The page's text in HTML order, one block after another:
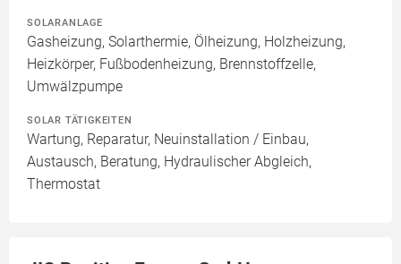
SOLARANLAGE
Gasheizung, Solarthermie, Ölheizung, Holzheizung,
Heizkörper, Fußbodenheizung, Brennstoffzelle,
Umwälzpumpe
SOLAR TÄTIGKEITEN
Wartung, Reparatur, Neuinstallation / Einbau,
Austausch, Beratung, Hydraulischer Abgleich,
Thermostat